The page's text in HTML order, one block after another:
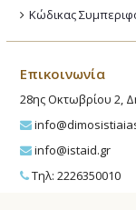
Κώδικας
Επικοινωνία
28ης Οκτωβρίου 2,
info@istaid.gr
Τηλ: 2226350010